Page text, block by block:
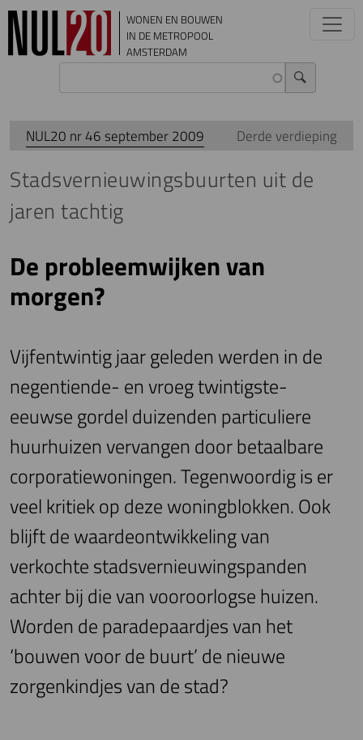
Overslaan en naar de inhoud gaan
WONEN EN BOUWEN
IN DE METROPOOL
AMSTERDAM
NUL20 nr 46 september 2009 Derde verdieping
Stadsvernieuwingsbuurten uit de
jaren tachtig
De probleemwijken van
morgen?
Vijfentwintig jaar geleden werden in de
negentiende- en vroeg twintigste-
eeuwse gordel duizenden particuliere
huurhuizen vervangen door betaalbare
corporatiewoningen. Tegenwoordig is er
veel kritiek op deze woningblokken. Ook
blijft de waardeontwikkeling van
verkochte stadsvernieuwingspanden
achter bij die van vooroorlogse huizen.
Worden de paradepaardjes van het
‘bouwen voor de buurt’ de nieuwe
zorgenkindjes van de stad?